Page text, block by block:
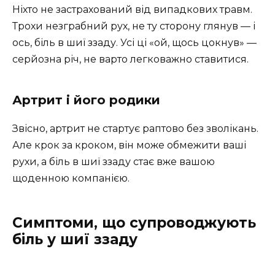
Ніхто не застрахований від випадкових травм.
Трохи незграбний рух, не ту сторону глянув — і
ось, біль в шиї ззаду. Усі ці «ой, щось цокнув» —
серйозна річ, не варто легковажно ставитися.
Артрит і його родики
Звісно, артрит не стартує раптово без зволікань.
Але крок за кроком, він може обмежити ваші
рухи, а біль в шиї ззаду стає вже вашою
щоденною компанією.
Симптоми, що супроводжують
біль у шиї ззаду